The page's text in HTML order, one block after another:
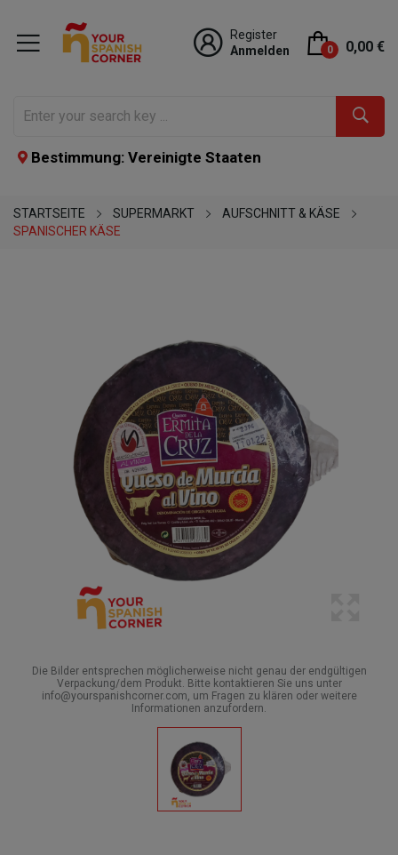
Register
Anmelden
0 0,00 €
Bestimmung: Vereinigte Staaten
STARTSEITE SUPERMARKT
AUFSCHNITT & KÄSE
SPANISCHER KÄSE
Die Bilder entsprechen möglicherweise nicht genau der endgültigen
Verpackung/dem Produkt. Bitte kontaktieren Sie uns unter
info@yourspanishcorner.com, um Fragen zu klären oder weitere
Informationen anzufordern.